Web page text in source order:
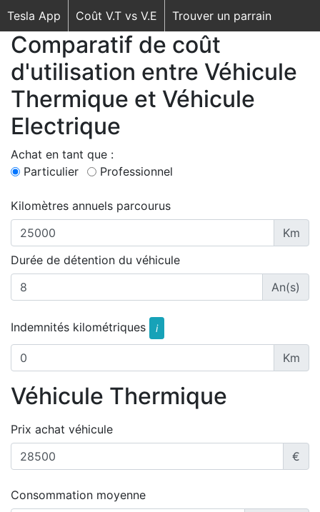
Tesla App Coût V.T vs V.E Trouver un parrain
Comparatif de coût
d'utilisation entre Véhicule
Thermique et Véhicule
Electrique
Achat en tant que :
Particulier
Professionnel
Kilomètres annuels parcourus
Km
Durée de détention du véhicule
An(s)
Indemnités kilométriques i
Km
Véhicule Thermique
Prix achat véhicule
€
Consommation moyenne